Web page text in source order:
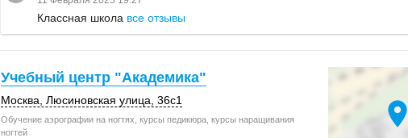
Классная школа все отзывы
Учебный центр "Академика"
Москва Люсиновская улица 36с1
Обучение аэрографии на ногтях, курсы педикюра, курсы наращивания
ногтей
location_on